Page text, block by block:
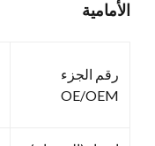
الأمامية
رقم الجزء
OE/OEM